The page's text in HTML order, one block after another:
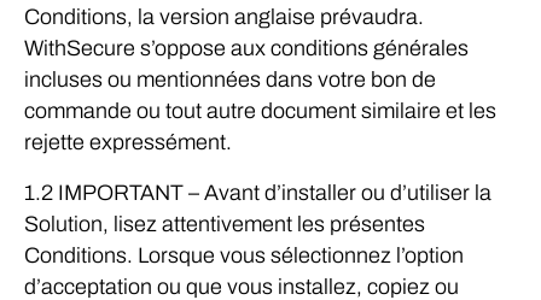
Conditions, la version anglaise prévaudra.
WithSecure s’oppose aux conditions générales
incluses ou mentionnées dans votre bon de
commande ou tout autre document similaire et les
rejette expressément.
1.2 IMPORTANT – Avant d’installer ou d’utiliser la
Solution, lisez attentivement les présentes
Conditions. Lorsque vous sélectionnez l’option
d’acceptation ou que vous installez, copiez ou